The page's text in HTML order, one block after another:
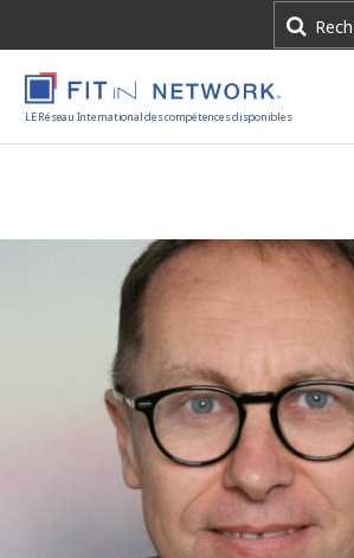
LE Réseau International des compétences disponibles
Accueil
Entreprises
Connexion
Inscription